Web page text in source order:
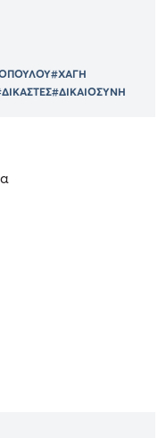
#ΧΑΓΗ
#ΔΙΚΑΙΟΣΥΝΗ